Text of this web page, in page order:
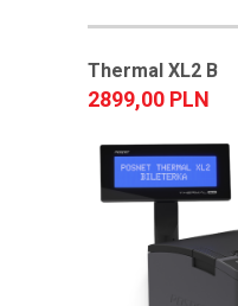
Thermal XL2 B
2899,00 PLN